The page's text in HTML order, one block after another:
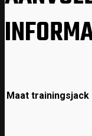
Maat trainingsjack